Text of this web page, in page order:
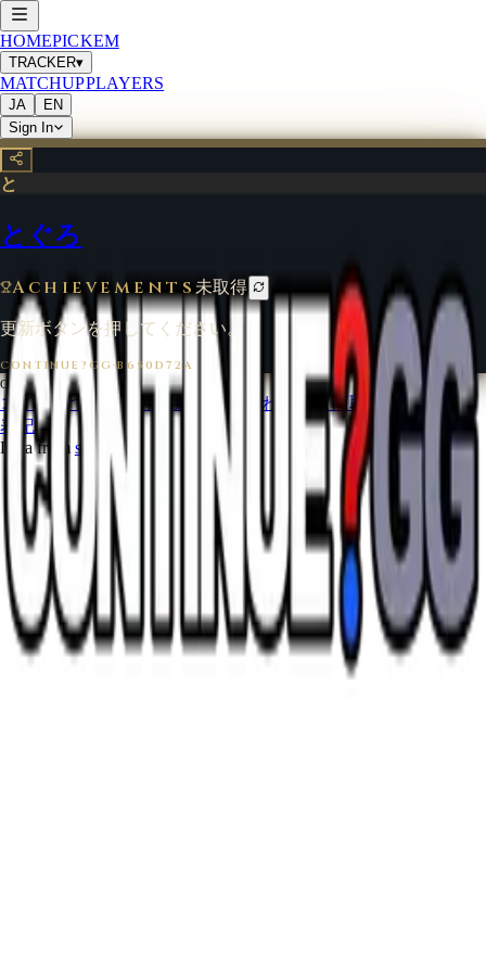
HOMEPICKEM
TRACKER▾
MATCHUPPLAYERS
JA
EN
Sign In
と
とぐろ
Achievements未取得
更新ボタンを押してください。
CONTINUE?GG·B650D72A
CONTINUE?GG ©
2026
コインについて 利用規約 お問い合わせ
特定商取引法に基づく
表記
Data from start.gg